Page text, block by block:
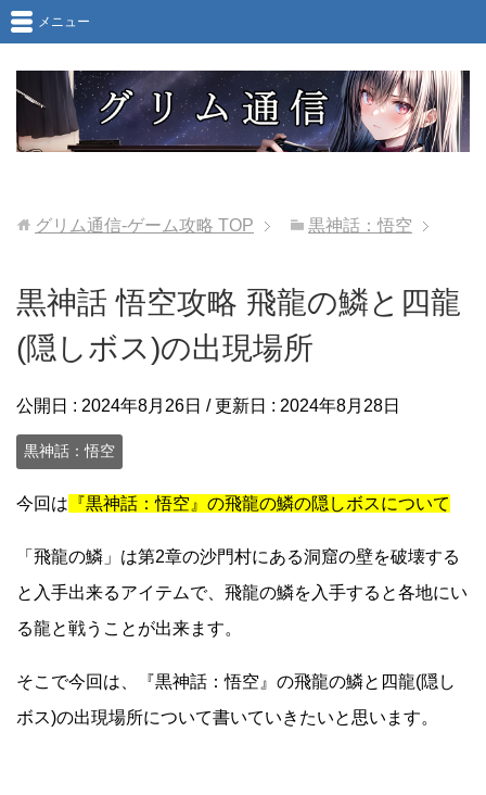
メニュー
グリム通信-ゲーム攻略 TOP 黒神話：悟空
黒神話 悟空攻略 飛龍の鱗と四龍
(隠しボス)の出現場所
公開日 : 2024年8月26日 / 更新日 : 2024年8月28日
黒神話：悟空
今回は 『黒神話：悟空』の飛龍の鱗の隠しボスについて
「飛龍の鱗」は第2章の沙門村にある洞窟の壁を破壊する
と入手出来るアイテムで、飛龍の鱗を入手すると各地にい
る龍と戦うことが出来ます。
そこで今回は、『黒神話：悟空』の飛龍の鱗と四龍(隠し
ボス)の出現場所について書いていきたいと思います。